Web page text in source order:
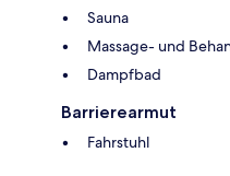
Sauna
Massage- und
Dampfbad
Barrierearmut
Fahrstuhl